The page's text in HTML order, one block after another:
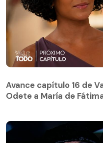
Odete a María de
Avance capítulo 16 de
Odete a María de